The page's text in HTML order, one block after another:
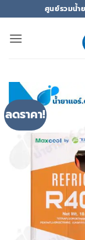
ไป
ยัง
ศูนย์รวมน้ำ
ลดราคา!